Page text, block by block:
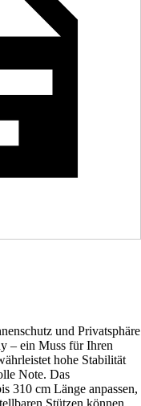
und Privatsphäre
– ein Muss für Ihren
hohe Stabilität
Note. Das
310 cm Länge anpassen,
Stützen können